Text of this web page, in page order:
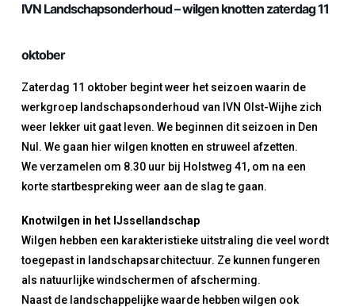
IVN Landschapsonderhoud – wilgen knotten zaterdag 11
oktober
Zaterdag 11 oktober begint weer het seizoen waarin de
werkgroep landschapsonderhoud van IVN Olst-Wijhe zich
weer lekker uit gaat leven. We beginnen dit seizoen in Den
Nul. We gaan hier wilgen knotten en struweel afzetten.
We verzamelen om 8.30 uur bij Holstweg 41, om na een
korte startbespreking weer aan de slag te gaan.
Knotwilgen in het IJssellandschap
Wilgen hebben een karakteristieke uitstraling die veel wordt
toegepast in landschapsarchitectuur. Ze kunnen fungeren
als natuurlijke windschermen of afscherming.
Naast de landschappelijke waarde hebben wilgen ook